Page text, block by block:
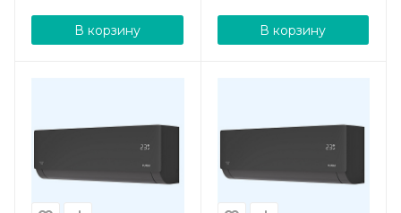
В корзину В корзину